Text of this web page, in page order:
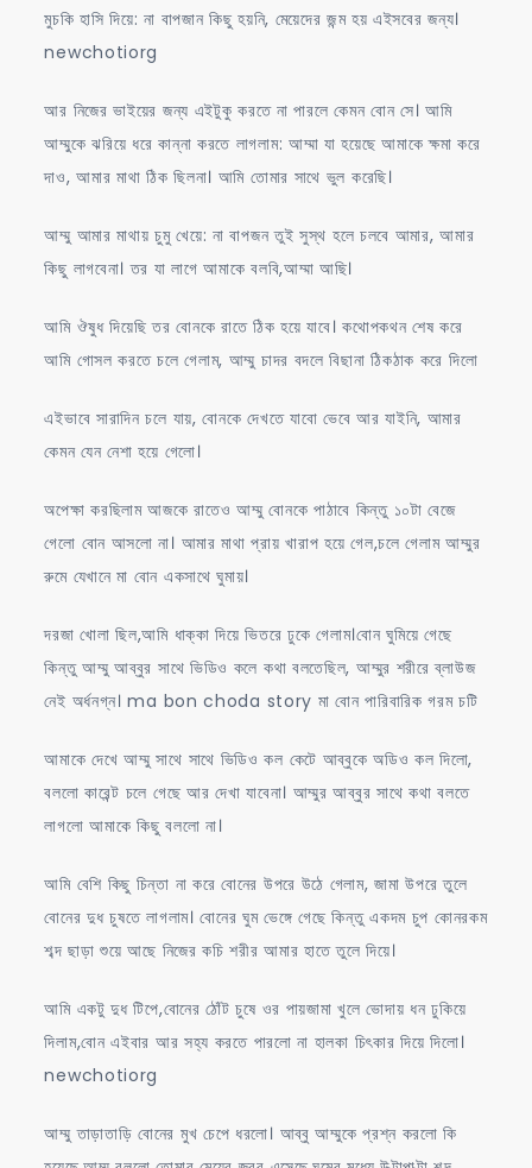
মুচকি হাসি দিয়ে: না বাপজান কিছু হয়নি, মেয়েদের জন্ম হয় এইসবের জন্য।
newchotiorg
আর নিজের ভাইয়ের জন্য এইটুকু করতে না পারলে কেমন বোন সে। আমি
আম্মুকে ঝরিয়ে ধরে কান্না করতে লাগলাম: আম্মা যা হয়েছে আমাকে ক্ষমা করে
দাও, আমার মাথা ঠিক ছিলনা। আমি তোমার সাথে ভুল করেছি।
আম্মু আমার মাথায় চুমু খেয়ে: না বাপজন তুই সুস্থ হলে চলবে আমার, আমার
কিছু লাগবেনা। তর যা লাগে আমাকে বলবি,আম্মা আছি।
আমি ঔষুধ দিয়েছি তর বোনকে রাতে ঠিক হয়ে যাবে। কথোপকথন শেষ করে
আমি গোসল করতে চলে গেলাম, আম্মু চাদর বদলে বিছানা ঠিকঠাক করে দিলো
এইভাবে সারাদিন চলে যায়, বোনকে দেখতে যাবো ভেবে আর যাইনি, আমার
কেমন যেন নেশা হয়ে গেলো।
অপেক্ষা করছিলাম আজকে রাতেও আম্মু বোনকে পাঠাবে কিন্তু ১০টা বেজে
গেলো বোন আসলো না। আমার মাথা প্রায় খারাপ হয়ে গেল,চলে গেলাম আম্মুর
রুমে যেখানে মা বোন একসাথে ঘুমায়।
দরজা খোলা ছিল,আমি ধাক্কা দিয়ে ভিতরে ঢুকে গেলাম।বোন ঘুমিয়ে গেছে
কিন্তু আম্মু আব্বুর সাথে ভিডিও কলে কথা বলতেছিল, আম্মুর শরীরে ব্লাউজ
নেই অর্ধনগ্ন। ma bon choda story মা বোন পারিবারিক গরম চটি
আমাকে দেখে আম্মু সাথে সাথে ভিডিও কল কেটে আব্বুকে অডিও কল দিলো,
বললো কারেন্ট চলে গেছে আর দেখা যাবেনা। আম্মুর আব্বুর সাথে কথা বলতে
লাগলো আমাকে কিছু বললো না।
আমি বেশি কিছু চিন্তা না করে বোনের উপরে উঠে গেলাম, জামা উপরে তুলে
বোনের দুধ চুষতে লাগলাম। বোনের ঘুম ভেঙ্গে গেছে কিন্তু একদম চুপ কোনরকম
শব্দ ছাড়া শুয়ে আছে নিজের কচি শরীর আমার হাতে তুলে দিয়ে।
আমি একটু দুধ টিপে,বোনের ঠোঁট চুষে ওর পায়জামা খুলে ভোদায় ধন ঢুকিয়ে
দিলাম,বোন এইবার আর সহ্য করতে পারলো না হালকা চিৎকার দিয়ে দিলো।
newchotiorg
আম্মু তাড়াতাড়ি বোনের মুখ চেপে ধরলো। আব্বু আম্মুকে প্রশ্ন করলো কি